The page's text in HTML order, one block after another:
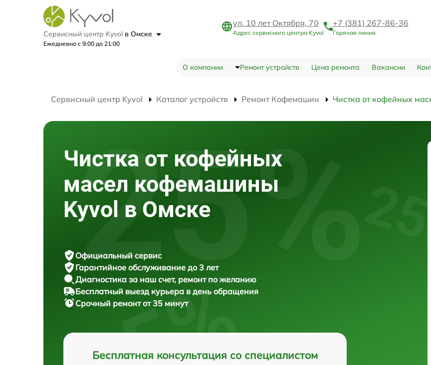
Сервисный центр Kyvol в Омске
Ежедневно с 9:00 до 21:00
ул. 10 лет Октября, 70
Адрес сервисного центра Kyvol
+7 (381) 267-86-36
Горячая линия
О компании Ремонт устройств Цена ремонта Вакансии
Сервисный центр Kyvol Каталог устройств Ремонт Кофемашин Чистка от кофейных
Чистка от кофейных
масел кофемашины
Kyvol в Омске
Официальный сервис
Гарантийное обслуживание до 3 лет
Диагностика за наш счет, ремонт по желанию
Бесплатный выезд курьера в день обращения
Срочный ремонтот 35 минут
Бесплатная консультация со специалистом